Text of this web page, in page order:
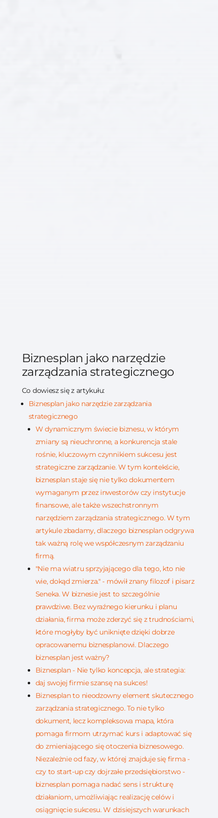
Biznesplan jako narzędzie
zarządzania strategicznego
Co dowiesz się z artykułu:
Biznesplan jako narzędzie zarządzania
strategicznego
W dynamicznym świecie biznesu, w którym
zmiany są nieuchronne, a konkurencja stale
rośnie, kluczowym czynnikiem sukcesu jest
strategiczne zarządzanie. W tym kontekście,
biznesplan staje się nie tylko dokumentem
wymaganym przez inwestorów czy instytucje
finansowe, ale także wszechstronnym
narzędziem zarządzania strategicznego. W tym
artykule zbadamy, dlaczego biznesplan odgrywa
tak ważną rolę we współczesnym zarządzaniu
firmą.
"Nie ma wiatru sprzyjającego dla tego, kto nie
wie, dokąd zmierza." - mówił znany filozof i pisarz
Seneka. W biznesie jest to szczególnie
prawdziwe. Bez wyraźnego kierunku i planu
działania, firma może zderzyć się z trudnościami,
które mogłyby być uniknięte dzięki dobrze
opracowanemu biznesplanowi. Dlaczego
biznesplan jest ważny?
Biznesplan - Nie tylko koncepcja, ale strategia:
daj swojej firmie szansę na sukces!
Biznesplan to nieodzowny element skutecznego
zarządzania strategicznego. To nie tylko
dokument, lecz kompleksowa mapa, która
pomaga firmom utrzymać kurs i adaptować się
do zmieniającego się otoczenia biznesowego.
Niezależnie od fazy, w której znajduje się firma -
czy to start-up czy dojrzałe przedsiębiorstwo -
biznesplan pomaga nadać sens i strukturę
działaniom, umożliwiając realizację celów i
osiągnięcie sukcesu. W dzisiejszych warunkach